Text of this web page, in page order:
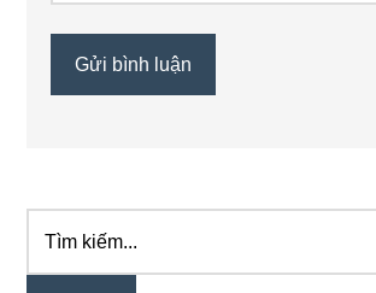
Primary
Sidebar
kiếm...